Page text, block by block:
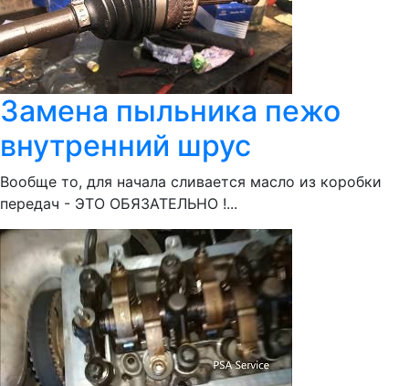
Замена пыльника пежо
внутренний шрус
Вообще то, для начала сливается масло из коробки
передач - ЭТО ОБЯЗАТЕЛЬНО !...